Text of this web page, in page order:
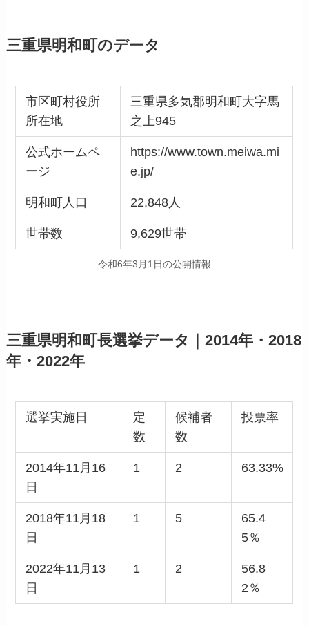
三重県明和町のデータ
市区町村役所
所在地
三重県多気郡明和町大字馬
之上945
公式ホームペ
ージ
https://www.town.meiwa.mi
e.jp/
明和町人口 22,848人
世帯数 9,629世帯
令和6年3月1日の公開情報
三重県明和町長選挙データ｜2014年・2018
年・2022年
選挙実施日
定
数
候補者
数
投票率
2014年11月16
日
1 2 63.33%
2018年11月18
日
1 5
65.4
5％
2022年11月13
日
1 2
56.8
2％